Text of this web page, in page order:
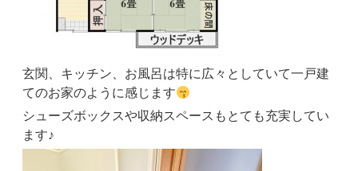
玄関、キッチン、お風呂は特に広々としていて一戸建
てのお家のように感じます
シューズボックスや収納スペースもとても充実してい
ます♪